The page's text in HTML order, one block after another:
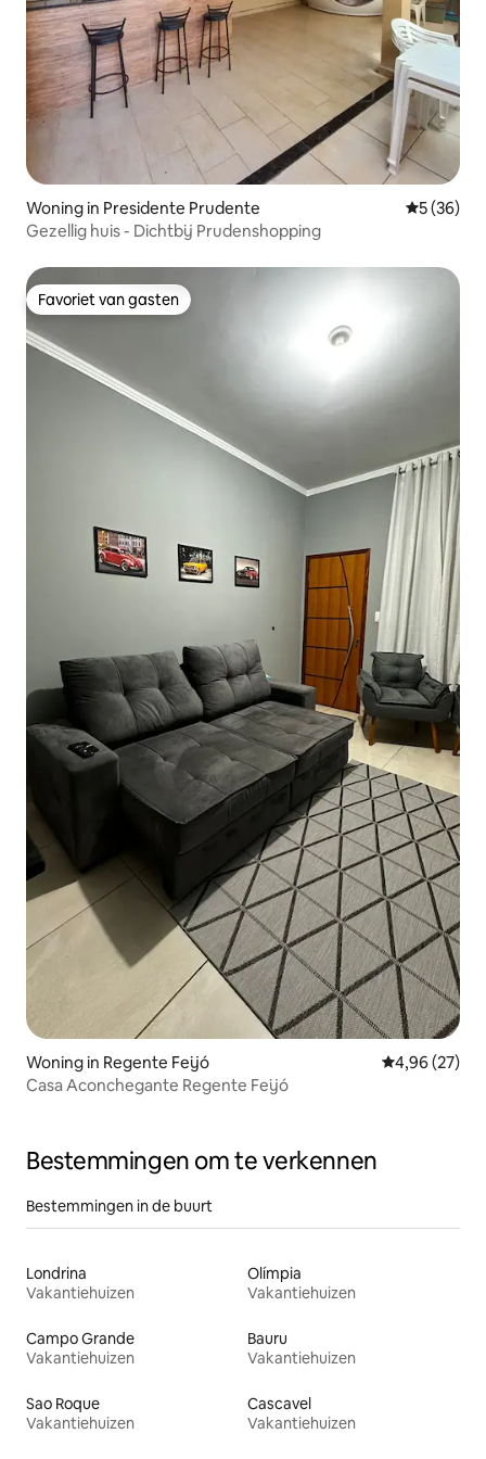
Woning in Presidente Prudente
5 (36)
Gezellig huis - Dichtbij Prudenshopping
Favoriet van gasten
Favoriet van gasten
Woning in Regente Feijó Gemiddelde
4,96 (27)
Casa Aconchegante Regente Feijó
Bestemmingen om te verkennen
Bestemmingen in de buurt
Londrina
Vakantiehuizen
Olímpia
Vakantiehuizen
Campo Grande
Vakantiehuizen
Bauru
Vakantiehuizen
Sao Roque
Vakantiehuizen
Cascavel
Vakantiehuizen